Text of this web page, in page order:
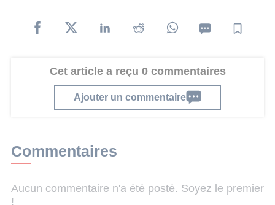
Cet article a reçu 0 commentaires
Ajouter un commentaire
Commentaires
Aucun commentaire n'a été posté. Soyez le premier
!